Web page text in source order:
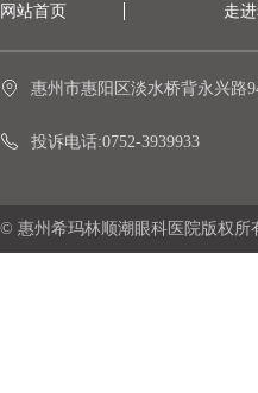
网站首页 走
惠州市惠阳区淡水桥背永兴路
投诉电话:0752-3939933
© 惠州希玛林顺潮眼科医院版权所